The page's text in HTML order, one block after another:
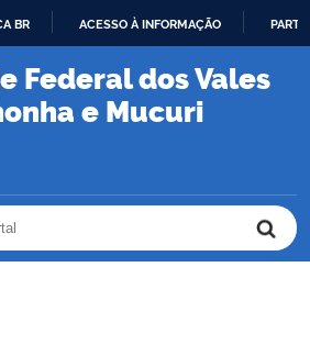
PARA
CONTEÚDO
BR ACESSO À INFORMAÇÃO
Federal dos Vales
e Mucuri